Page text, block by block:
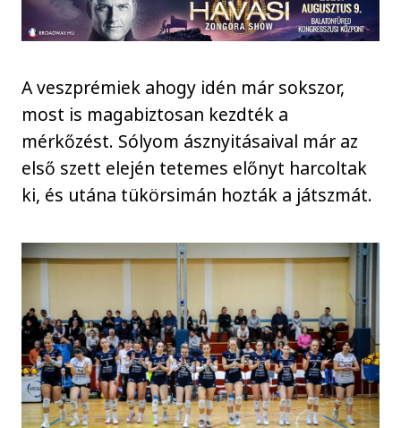
A veszprémiek ahogy idén már sokszor,
most is magabiztosan kezdték a
mérkőzést. Sólyom ásznyitásaival már az
első szett elején tetemes előnyt harcoltak
ki, és utána tükörsimán hozták a játszmát.